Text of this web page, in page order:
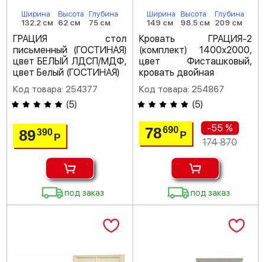
Ширина
132.2 см
Высота
62 см
Глубина
75 см
ГРАЦИЯ стол
письменный (ГОСТИНАЯ)
цвет БЕЛЫЙ ЛДСП/МДФ,
цвет Белый (ГОСТИНАЯ)
Код товара: 254377
(5)
89390Р
под заказ
Ширина
149 см
Высота
98.5 см
Глубина
209 см
Кровать ГРАЦИЯ-2
(комплект) 1400х2000,
цвет Фисташковый,
кровать двойная
Код товара: 254867
(5)
78690 Р
-55 %
174 870
под заказ